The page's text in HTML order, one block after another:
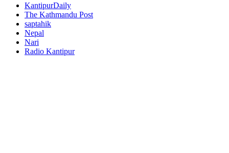
KantipurDaily
The Kathmandu Post
saptahik
Nepal
Nari
Radio Kantipur